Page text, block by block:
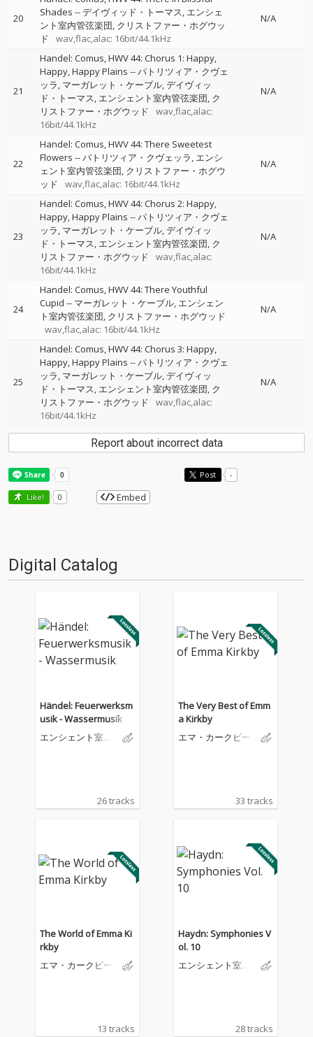
20
Shades --デイヴィッド・トーマス エンシェ
ント室内管弦楽団 クリストファー・ホグウッ
ド
wav,flac,alac: 16bit/44.1kHz
N/A
21
Handel: Comus, HWV 44: Chorus 1: Happy,
Happy, Happy Plains --パトリツィア・クヴェ
ッラ マーガレット・ケーブル デイヴィッ
ド・トーマス エンシェント室内管弦楽団 ク
リストファー・ホグウッド
wav,flac,alac:
16bit/44.1kHz
N/A
22
Handel: Comus, HWV 44: There Sweetest
Flowers --パトリツィア・クヴェッラ エンシ
ェント室内管弦楽団 クリストファー・ホグウ
ッド
wav,flac,alac: 16bit/44.1kHz
N/A
23
Handel: Comus, HWV 44: Chorus 2: Happy,
Happy, Happy Plains --パトリツィア・クヴェ
ッラ マーガレット・ケーブル デイヴィッ
ド・トーマス エンシェント室内管弦楽団 ク
リストファー・ホグウッド
wav,flac,alac:
16bit/44.1kHz
N/A
24
Handel: Comus, HWV 44: There Youthful
Cupid -- マーガレット・ケーブル エンシェン
ト室内管弦楽団 クリストファー・ホグウッド
wav,flac,alac: 16bit/44.1kHz
N/A
25
Handel: Comus, HWV 44: Chorus 3: Happy,
Happy, Happy Plains --パトリツィア・クヴェ
ッラ マーガレット・ケーブル デイヴィッ
ド・トーマス エンシェント室内管弦楽団 ク
リストファー・ホグウッド
wav,flac,alac:
16bit/44.1kHz
N/A
Report about incorrect data
Post -
Like! 0 Embed
Digital Catalog
Händel: Feuerwerksm
usik - Wassermusik
エンシェント室内
26 tracks
The Very Best of Emm
a Kirkby
エマ・カークビー
33 tracks
The World of Emma Ki
rkby
エマ・カークビー
13 tracks
Haydn: Symphonies V
ol. 10
エンシェント室内
28 tracks